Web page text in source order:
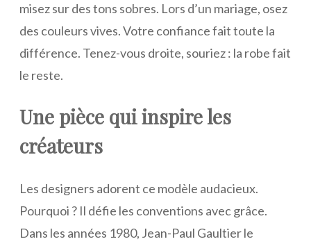
misez sur des tons sobres. Lors d’un mariage, osez
des couleurs vives. Votre confiance fait toute la
différence. Tenez-vous droite, souriez : la robe fait
le reste.
Une pièce qui inspire les
créateurs
Les designers adorent ce modèle audacieux.
Pourquoi ? Il défie les conventions avec grâce.
Dans les années 1980, Jean-Paul Gaultier le